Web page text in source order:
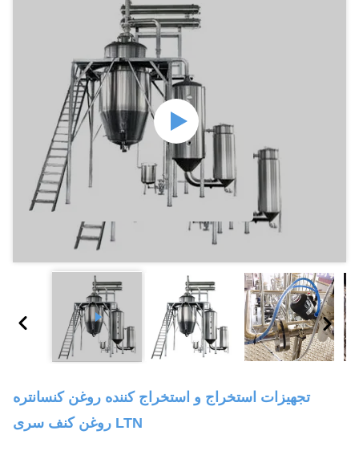
تجهیزات استخراج و استخراج کننده روغن کنسانتره
روغن کنف سری LTN